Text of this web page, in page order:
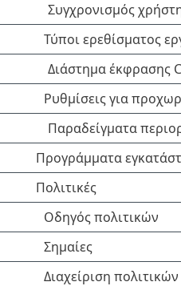
Συγχρονισμός
Τύποι ερεθίσματος
Διάστημα έκφρασης
Ρυθμίσεις για
Παραδείγματα
Προγράμματα
Πολιτικές
Οδηγός πολιτικών
Σημαίες
Διαχείριση πολιτικών